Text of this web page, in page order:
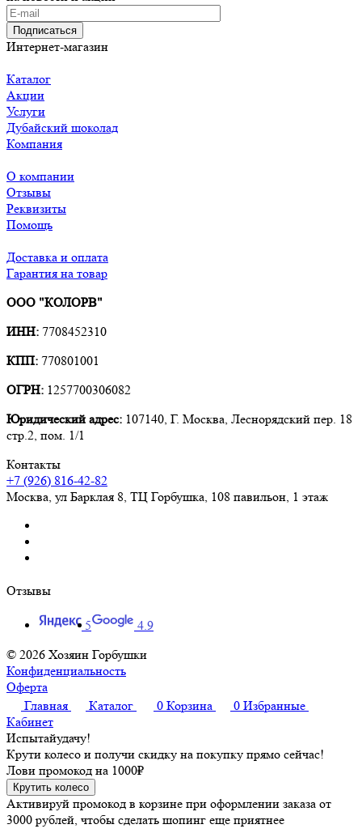
Подписаться
Интернет-магазин
Каталог
Акции
Услуги
Дубайский шоколад
Компания
О компании
Отзывы
Реквизиты
Помощь
Доставка и оплата
Гарантия на товар
ООО "КОЛОРВ"
ИНН: 7708452310
КПП: 770801001
ОГРН: 1257700306082
Юридический адрес: 107140, Г. Москва, Леснорядский пер. 18
стр.2, пом. 1/1
Контакты
+7 (926) 816-42-82
Москва, ул Барклая 8, ТЦ Горбушка, 108 павильон, 1 этаж
Отзывы
5
4.9
© 2026 Хозяин Горбушки
Конфиденциальность
Оферта
Главная
Каталог 0 Корзина 0 Избранные
Кабинет
Испытайудачу!
Крути колесо и получи скидку на покупку прямо сейчас!
Лови промокод на 1000₽
Крутить колесо
Активируй промокод в корзине при оформлении заказа от
3000 рублей, чтобы сделать шопинг еще приятнее